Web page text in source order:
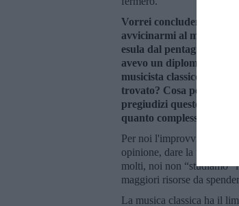
Vorrei concludere
avvicinarmi al mondo
esula dal pentagramma.
avevo un diploma di
musicista classico, che
trovato? Cosa pensi che
pregiudizi questo
quanto complesso,
Per noi l'improvvisazione
opinione, dare la tua
molti, noi non “studiamo”
maggiori risorse da
La musica classica ha il